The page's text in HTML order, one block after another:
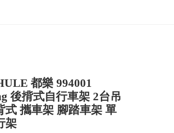
都樂 994001
後揹式自行車架 2台吊
式 攜車架 腳踏車架 單
架